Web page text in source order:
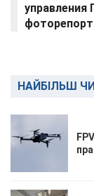
управления
НАЙБІЛЬШ